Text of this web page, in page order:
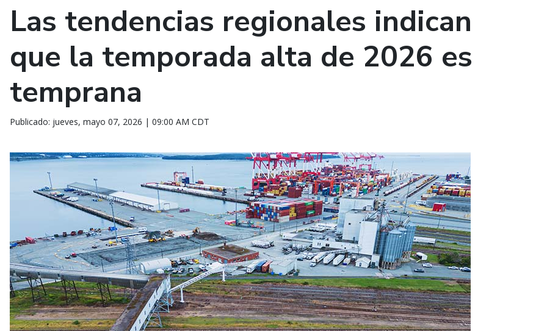
Las tendencias regionales indican
que la temporada alta de 2026 es
temprana
Publicado: jueves, mayo 07, 2026 | 09:00 AM CDT